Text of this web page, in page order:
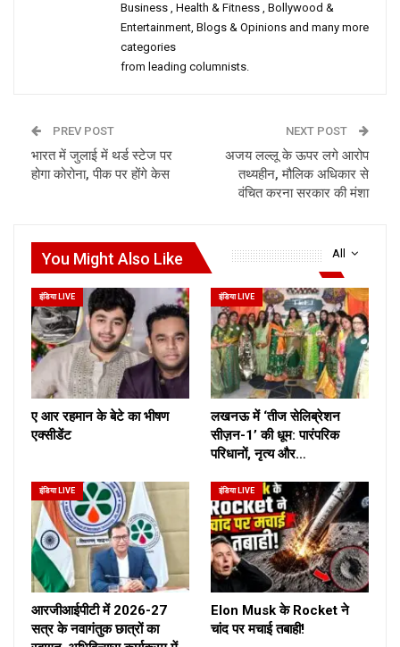
Business , Health & Fitness , Bollywood &
Entertainment, Blogs & Opinions and many more
categories
from leading columnists.
PREV POST
भारत में जुलाई में थर्ड स्टेज पर
होगा कोरोना, पीक पर होंगे केस
NEXT POST
अजय लल्लू के ऊपर लगे आरोप
तथ्यहीन, मौलिक अधिकार से
वंचित करना सरकार की मंशा
All
You Might Also Like
इंडिया LIVE
ए आर रहमान के बेटे का भीषण
एक्सीडेंट
इंडिया LIVE
लखनऊ में ‘तीज सेलिब्रेशन
सीज़न-1’ की धूम: पारंपरिक
परिधानों, नृत्य और…
इंडिया LIVE
आरजीआईपीटी में 2026-27
सत्र के नवागंतुक छात्रों का
इंडिया LIVE
Elon Musk के Rocket ने
चांद पर मचाई तबाही!